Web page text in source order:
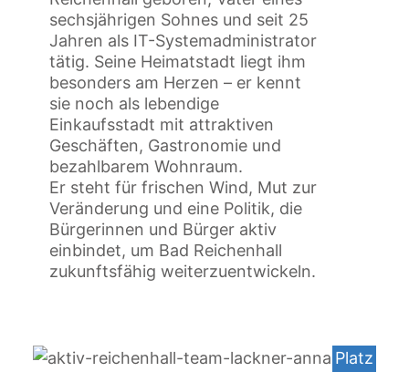
sechsjährigen Sohnes und seit 25
Jahren als IT-Systemadministrator
tätig. Seine Heimatstadt liegt ihm
besonders am Herzen – er kennt
sie noch als lebendige
Einkaufsstadt mit attraktiven
Geschäften, Gastronomie und
bezahlbarem Wohnraum.
Er steht für frischen Wind, Mut zur
Veränderung und eine Politik, die
Bürgerinnen und Bürger aktiv
einbindet, um Bad Reichenhall
zukunftsfähig weiterzuentwickeln.
Platz